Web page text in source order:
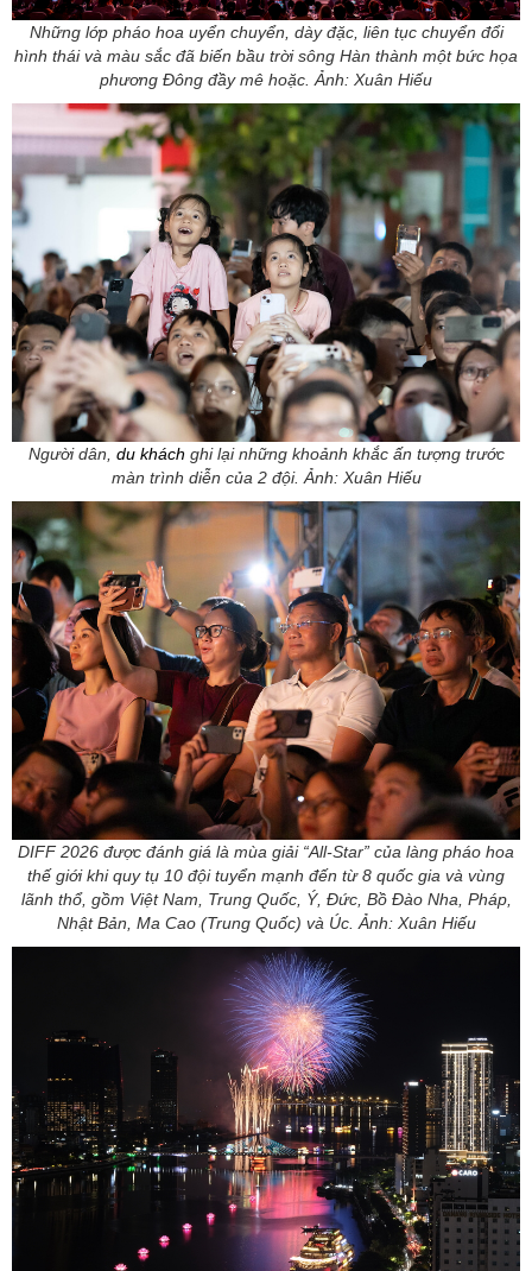
Những lớp pháo hoa uyển chuyển, dày đặc, liên tục chuyển đổi
hình thái và màu sắc đã biến bầu trời sông Hàn thành một bức họa
phương Đông đầy mê hoặc. Ảnh: Xuân Hiếu
Người dân, du khách ghi lại những khoảnh khắc ấn tượng trước
màn trình diễn của 2 đội. Ảnh: Xuân Hiếu
DIFF 2026 được đánh giá là mùa giải “All-Star” của làng pháo hoa
thế giới khi quy tụ 10 đội tuyển mạnh đến từ 8 quốc gia và vùng
lãnh thổ, gồm Việt Nam, Trung Quốc, Ý, Đức, Bồ Đào Nha, Pháp,
Nhật Bản, Ma Cao (Trung Quốc) và Úc. Ảnh: Xuân Hiếu